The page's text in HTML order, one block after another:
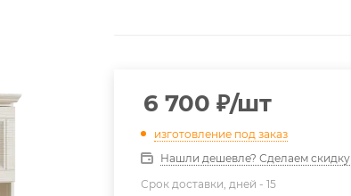
6 700 ₽/шт
изготовление под заказ
Нашли дешевле? Сделаем скидку
Срок доставки, дней -15